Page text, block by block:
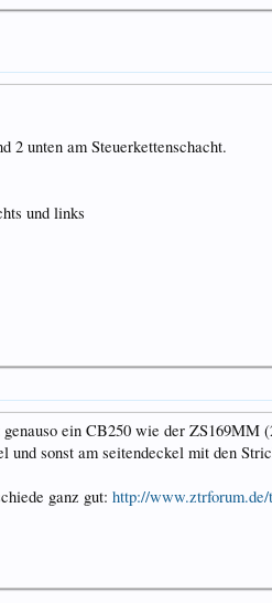
2 unten am Steuerkettenschacht.
und links
ein CB250 wie der ZS169MM
und sonst am seitendeckel mit den
ganz gut:http://www.ztrforum.de/